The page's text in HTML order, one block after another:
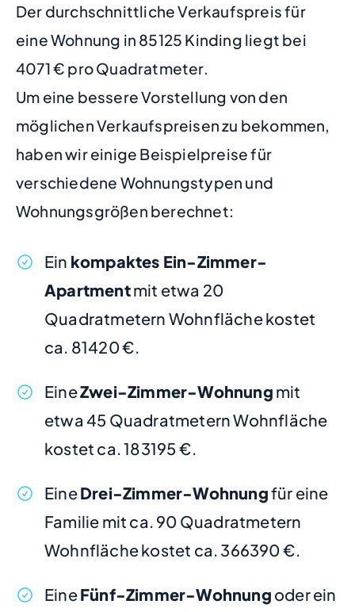
Der durchschnittliche Verkaufspreis für
eine Wohnung in 85125 Kinding liegt bei
4071 € pro Quadratmeter.
Um eine bessere Vorstellung von den
möglichen Verkaufspreisen zu bekommen,
haben wir einige Beispielpreise für
verschiedene Wohnungstypen und
Wohnungsgrößen berechnet:
Ein kompaktes Ein-Zimmer-
Apartmentmit etwa 20
Quadratmetern Wohnfläche kostet
ca. 81420 €.
EineZwei-Zimmer-Wohnung mit
etwa 45 Quadratmetern Wohnfläche
kostet ca. 183195 €.
EineDrei-Zimmer-Wohnungfür eine
Familie mit ca. 90 Quadratmetern
Wohnfläche kostet ca. 366390 €.
EineFünf-Zimmer-Wohnung oder ein